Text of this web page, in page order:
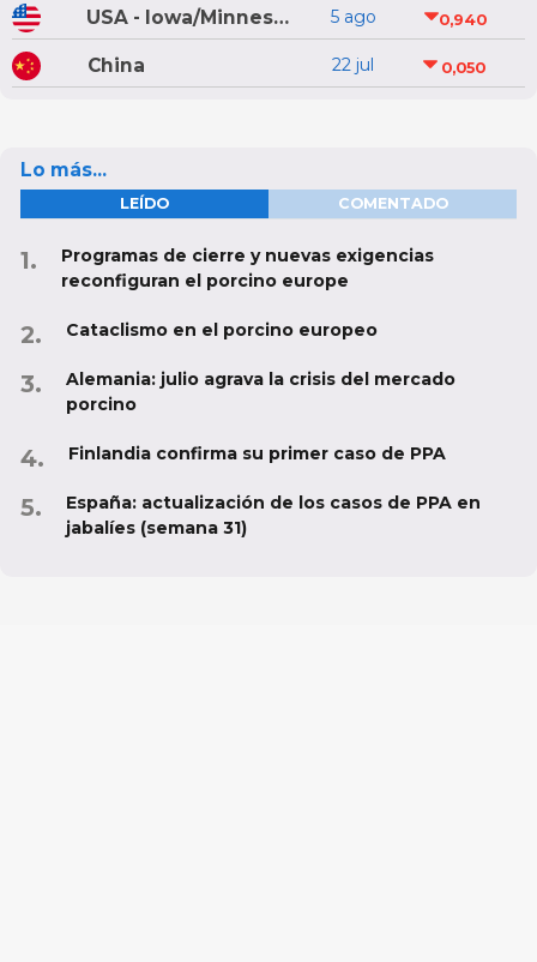
USA - Iowa/Minnesota 5 ago 0,940
China 22 jul 0,050
Lo más...
LEÍDO COMENTADO
Programas de cierre y nuevas exigencias
reconfiguran el porcino europe
Cataclismo en el porcino europeo
Alemania: julio agrava la crisis del mercado
porcino
Finlandia confirma su primer caso de PPA
España: actualización de los casos de PPA en
jabalíes (semana 31)